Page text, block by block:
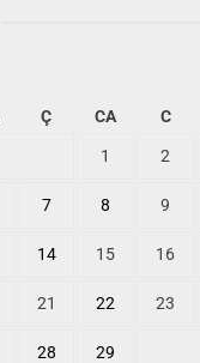
Ç CA C
1 2
7 8 9
14 15 16
21 22 23
28
29